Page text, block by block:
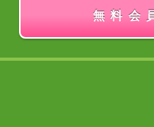
無料会